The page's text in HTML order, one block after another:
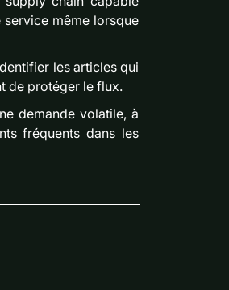
même lorsque
les articles qui
de protéger le flux.
demande volatile, à
fréquents dans les